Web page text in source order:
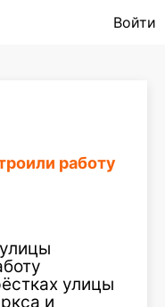
Войти
работу
улицы
и